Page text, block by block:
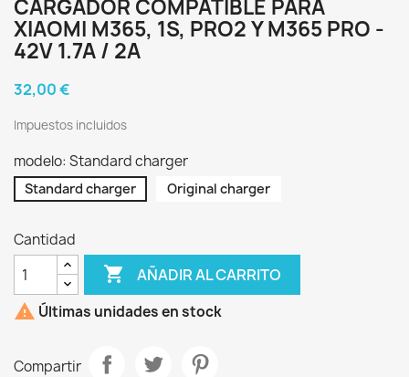
CARGADOR COMPATIBLE PARA
XIAOMI M365, 1S, PRO2 Y M365 PRO -
42V 1.7A / 2A
32,00 €
Impuestos incluidos
modelo: Standard charger
Standard charger Original charger
Cantidad
 AÑADIR AL CARRITO
 Últimas unidades en stock
Compartir